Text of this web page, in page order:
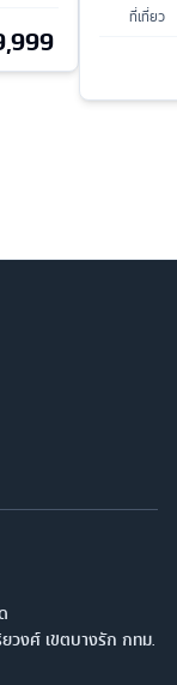
ที่เที่ยว
วงศ์ เขตบางรัก กทม.